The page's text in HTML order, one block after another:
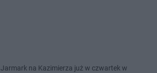
Jarmark na Kazimierza już w czwartek w